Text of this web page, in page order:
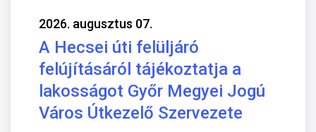
2026. augusztus 07.
A Hecsei úti felüljáró
felújításáról tájékoztatja a
lakosságot Győr Megyei Jogú
Város Útkezelő Szervezete